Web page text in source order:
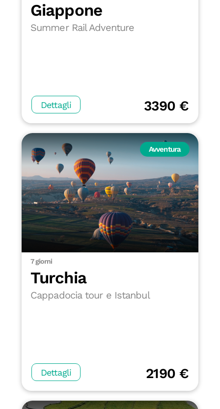
Giappone
Summer Rail Adventure
Dettagli 3390 €
Avventura
7 giorni
Turchia
Cappadocia tour e Istanbul
Dettagli 2190 €